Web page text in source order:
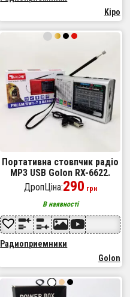
Kipo
Портативна стовпчик радіо
MP3 USB Golon RX-6622.
Колір: срібний
ДропЦіна:290 грн
В наявності
Радиоприемники
Golon